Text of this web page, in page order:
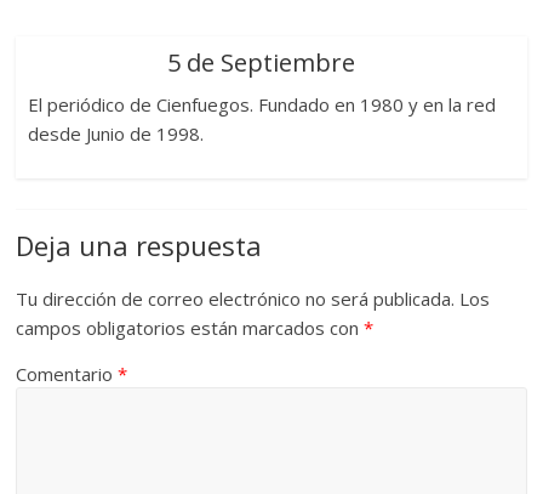
5 de Septiembre
El periódico de Cienfuegos. Fundado en 1980 y en la red
desde Junio de 1998.
Deja una respuesta
Tu dirección de correo electrónico no será publicada. Los
campos obligatorios están marcados con*
Comentario*